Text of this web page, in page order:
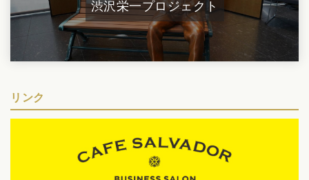
渋沢栄一プロジェクト
リンク